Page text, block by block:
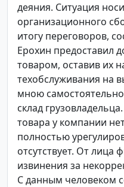
деяния. Ситуация
организационного
итогу переговоров,
Ерохин предоставил
товаром, оставив их
техобслуживания на
мною
склад
товара у компании
полностью
отсутствует. От
извинения за
С данным человеком